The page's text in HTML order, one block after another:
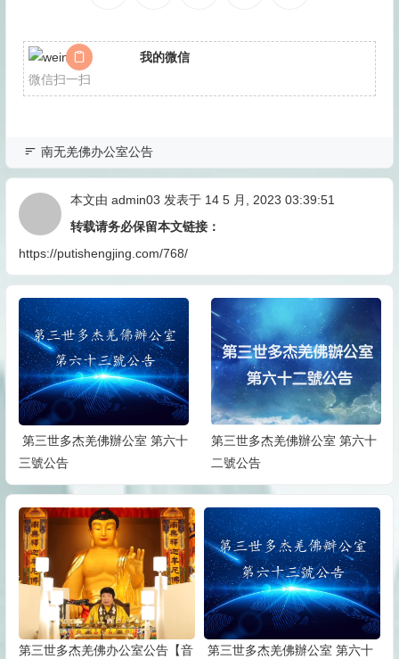
我的微信
微信扫一扫
南无羌佛办公室公告
本文由 admin03 发表于 14 5 月, 2023 03:39:51
转载请务必保留本文链接：
https://putishengjing.com/768/
第三世多杰羌佛辦公室 第六十
三號公告
第三世多杰羌佛辦公室 第六十
二號公告
第三世多杰羌佛办公室公告【音
第三世多杰羌佛辦公室 第六十